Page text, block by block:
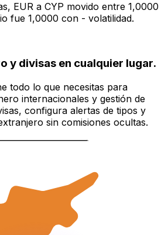
EUR a CYP movido entre 1,0000
fue 1,0000 con - volatilidad.
y divisas en cualquier lugar.
todo lo que necesitas para
internacionales y gestión de
configura alertas de tipos y
sin comisiones ocultas.